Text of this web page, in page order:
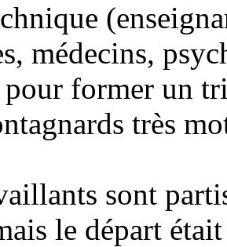
médecins,
former un
très
sont
le départ